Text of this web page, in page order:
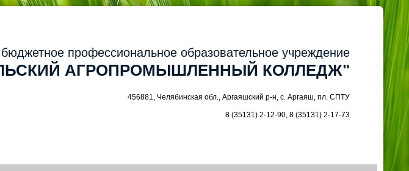
профессиональное образовательное учреждение
АГРОПРОМЫШЛЕННЫЙ КОЛЛЕДЖ"
456881, Челябинская обл., Аргаяшский р-н, с. Аргаяш, пл. СПТУ
8 (35131) 2-12-90, 8 (35131) 2-17-73